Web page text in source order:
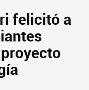
felicitó a